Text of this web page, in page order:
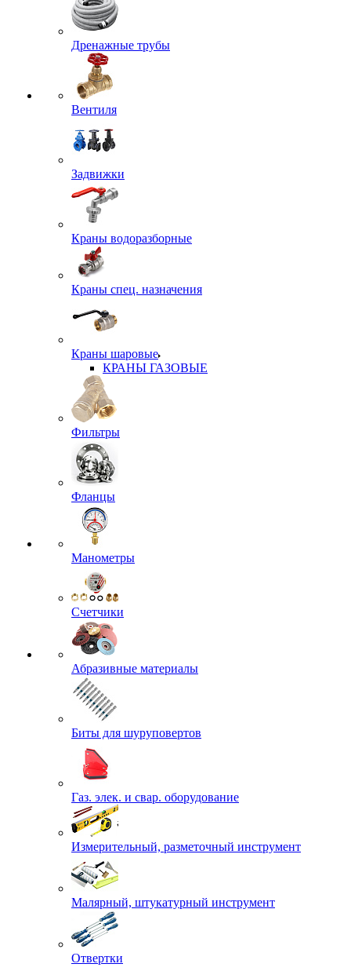
Дренажные трубы
Вентиля
Задвижки
Краны водоразборные
Краны спец. назначения
Краны шаровые
КРАНЫ ГАЗОВЫЕ
Фильтры
Фланцы
Манометры
Счетчики
Абразивные материалы
Биты для шуруповертов
Газ. элек. и свар. оборудование
Измерительный, разметочный инструмент
Малярный, штукатурный инструмент
Отвертки